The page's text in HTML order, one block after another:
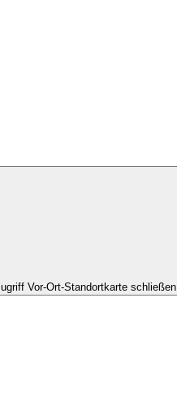
Vor-Ort-Standortkarte schließen